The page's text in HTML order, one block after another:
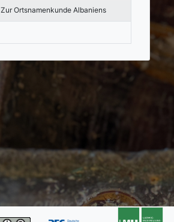
Zur Ortsnamenkunde Albaniens